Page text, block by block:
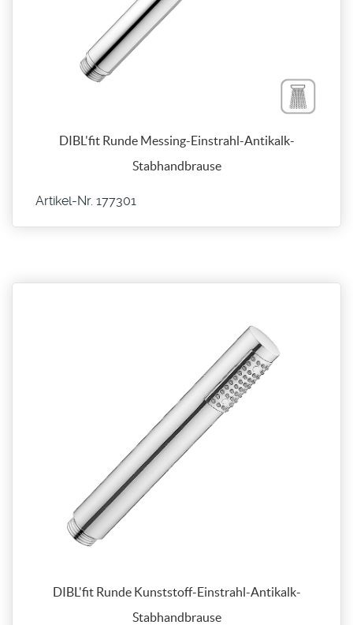
DIBL'fit Runde Messing-Einstrahl-Antikalk-
Stabhandbrause
Artikel-Nr. 177301
DIBL'fit Runde Kunststoff-Einstrahl-Antikalk-
Stabhandbrause